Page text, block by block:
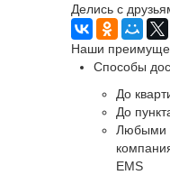
Делись с
Наши
Способы
До
До
Любыми
EMS